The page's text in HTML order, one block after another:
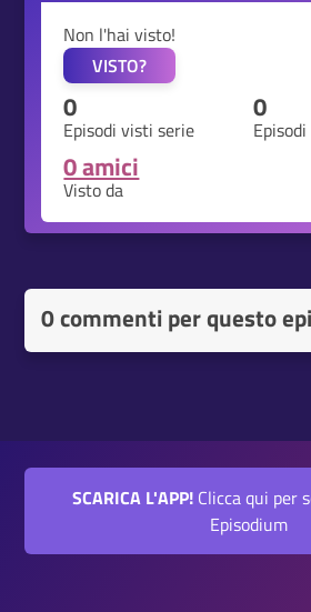
Non l'hai visto!
VISTO?
0
Episodi visti serie
0
0 amici
Visto da
0 commenti per questo
SCARICA L'APP!Clicca qui per
Episodium